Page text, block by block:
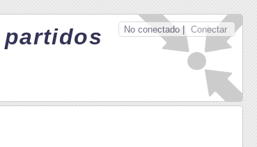
No conectado | Conectar